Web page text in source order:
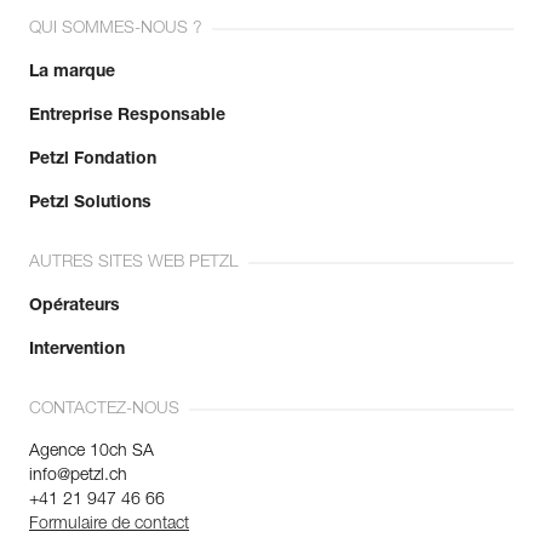
QUI SOMMES-NOUS ?
La marque
Entreprise Responsable
Petzl Fondation
Petzl Solutions
AUTRES SITES WEB PETZL
Opérateurs
Intervention
CONTACTEZ-NOUS
Agence 10ch SA
info@petzl.ch
+41 21 947 46 66
Formulaire de contact